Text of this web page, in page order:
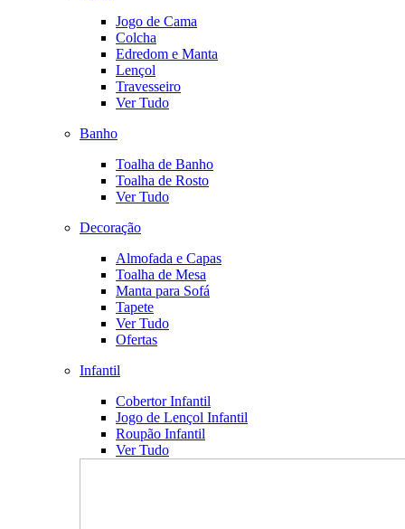
Jogo de Cama
Colcha
Edredom e Manta
Lençol
Travesseiro
Ver Tudo
Banho
Toalha de Banho
Toalha de Rosto
Ver Tudo
Decoração
Almofada e Capas
Toalha de Mesa
Manta para Sofá
Tapete
Ver Tudo
Ofertas
Infantil
Cobertor Infantil
Jogo de Lençol Infantil
Roupão Infantil
Ver Tudo